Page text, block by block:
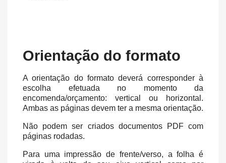
Orientação do formato
A orientação do formato deverá corresponder à
escolha efetuada no momento da
encomenda/orçamento: vertical ou horizontal.
Ambas as páginas devem ter a mesma orientação.
Não podem ser criados documentos PDF com
páginas rodadas.
Para uma impressão de frente/verso, a folha é